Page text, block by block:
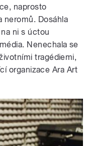
naprosto
neromů. Dosáhla
ni s úctou
Nenechala se
tragédiemi,
organizace Ara Art